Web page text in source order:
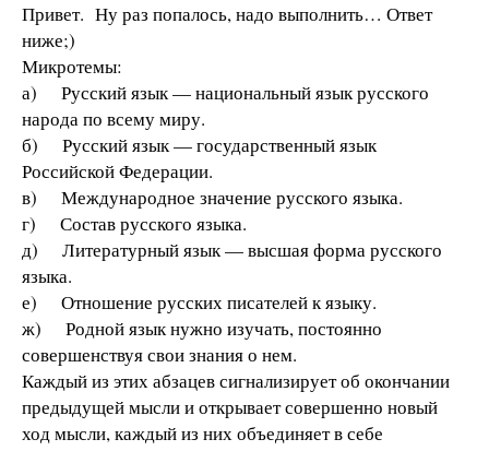
Привет. Ну раз попалось, надо выполнить… Ответ
ниже;)
Микротемы:
а) Русский язык — национальный язык русского
народа по всему миру.
б) Русский язык — государственный язык
Российской Федерации.
в) Международное значение русского языка.
г) Состав русского языка.
д) Литературный язык — высшая форма русского
языка.
е) Отношение русских писателей к языку.
ж) Родной язык нужно изучать, постоянно
совершенствуя свои знания о нем.
Каждый из этих абзацев сигнализирует об окончании
предыдущей мысли и открывает совершенно новый
ход мысли, каждый из них объединяет в себе